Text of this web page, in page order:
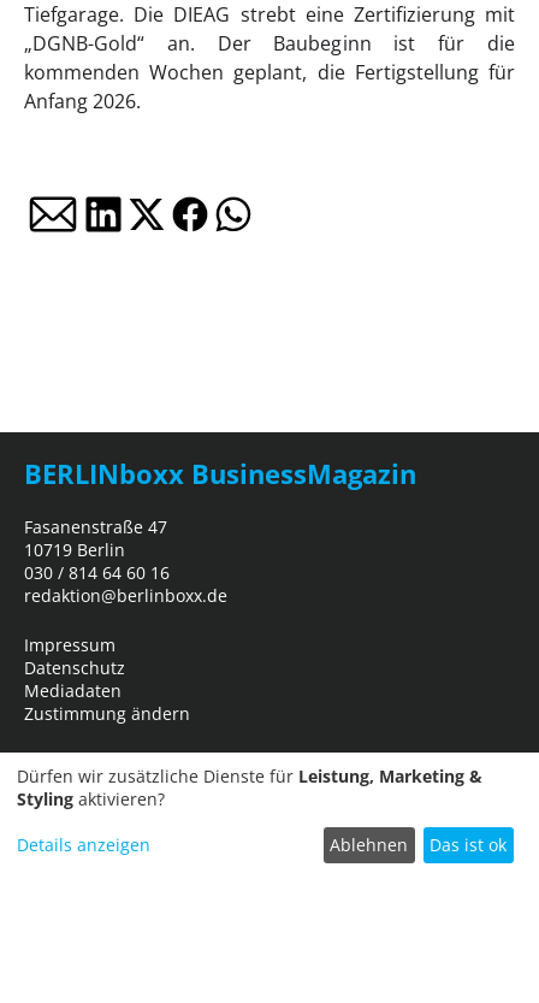
Tiefgarage. Die DIEAG strebt eine Zertifizierung mit
„DGNB-Gold“ an. Der Baubeginn ist für die
kommenden Wochen geplant, die Fertigstellung für
Anfang 2026.
BERLINboxx BusinessMagazin
Fasanenstraße 47
10719 Berlin
030 / 814 64 60 16
redaktion@berlinboxx.de
Impressum
Datenschutz
Mediadaten
Zustimmung ändern
Dürfen wir zusätzliche Dienste für Leistung, Marketing &
Styling aktivieren?
Details anzeigen Ablehnen Das ist ok